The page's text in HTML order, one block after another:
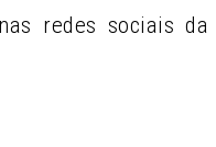
redes sociais da